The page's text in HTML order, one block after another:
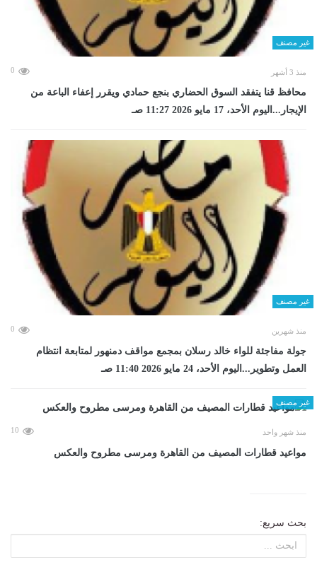
غير مصنف
منذ 3 أشهر 0
محافظ قنا يتفقد السوق الحضاري بنجع حمادي ويقرر إعفاء الباعة من
الإيجار...اليوم الأحد، 17 مايو 2026 11:27 صـ
غير مصنف
منذ شهرين 0
جولة مفاجئة للواء خالد رسلان بمجمع مواقف دمنهور لمتابعة انتظام
العمل وتطوير...اليوم الأحد، 24 مايو 2026 11:40 صـ
غير مصنف
منذ شهر واحد 10
مواعيد قطارات المصيف من القاهرة ومرسى مطروح والعكس
بحث سريع: